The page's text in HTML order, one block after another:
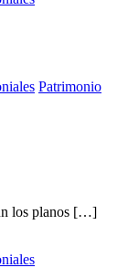
Patrimonio
los planos […]